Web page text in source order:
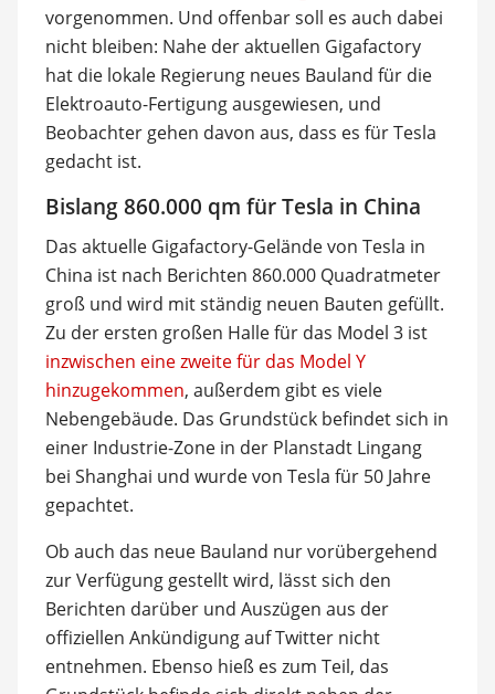
vorgenommen. Und offenbar soll es auch dabei
nicht bleiben: Nahe der aktuellen Gigafactory
hat die lokale Regierung neues Bauland für die
Elektroauto-Fertigung ausgewiesen, und
Beobachter gehen davon aus, dass es für Tesla
gedacht ist.
Bislang 860.000 qm für Tesla in China
Das aktuelle Gigafactory-Gelände von Tesla in
China ist nach Berichten 860.000 Quadratmeter
groß und wird mit ständig neuen Bauten gefüllt.
Zu der ersten großen Halle für das Model 3 ist
inzwischen eine zweite für das Model Y
hinzugekommen, außerdem gibt es viele
Nebengebäude. Das Grundstück befindet sich in
einer Industrie-Zone in der Planstadt Lingang
bei Shanghai und wurde von Tesla für 50 Jahre
gepachtet.
Ob auch das neue Bauland nur vorübergehend
zur Verfügung gestellt wird, lässt sich den
Berichten darüber und Auszügen aus der
offiziellen Ankündigung auf Twitter nicht
entnehmen. Ebenso hieß es zum Teil, das